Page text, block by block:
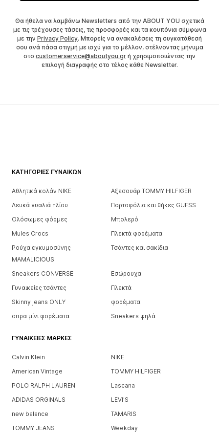
Θα ήθελα να λαμβάνω Newsletters από την ABOUT YOU σχετικά
με τις τρέχουσες τάσεις, τις προσφορές και τα κουπόνια σύμφωνα
με την Privacy Policy. Μπορείς να ανακαλέσεις τη συγκατάθεσή
σου ανά πάσα στιγμή με ισχύ για το μέλλον, στέλνοντας μήνυμα
στο customerservice@aboutyou.gr ή χρησιμοποιώντας την
επιλογή διαγραφής στο τέλος κάθε Newsletter.
ΚΑΤΗΓΟΡΊΕΣ ΓΥΝΑΙΚΏΝ
Αθλητικά κολάν NIKE
Αξεσουάρ TOMMY HILFIGER
Λευκά γυαλιά ηλίου
Πορτοφόλια και θήκες GUESS
Ολόσωμες φόρμες
Μπολερό
Mules Crocs
Πλεκτά φορέματα
Ρούχα εγκυμοσύνης
MAMALICIOUS
Τσάντες και σακίδια
Sneakers CONVERSE
Εσώρουχα
Γυναικείες τσάντες
Πλεκτά
Skinny jeans ONLY
φορέματα
σπρα μίνι φορέματα
Sneakers ψηλά
ΓΥΝΑΙΚΕΊΕΣ ΜΆΡΚΕΣ
Calvin Klein
NIKE
American Vintage
TOMMY HILFIGER
POLO RALPH LAUREN
Lascana
ADIDAS ORGINALS
LEVI'S
new balance
TAMARIS
TOMMY JEANS
Weekday